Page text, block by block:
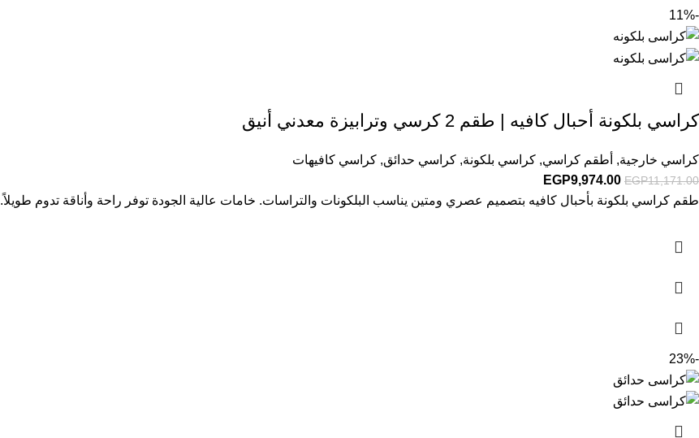
-11%
كراسي بلكونة أحبال كافيه | طقم 2 كرسي وترابيزة معدني أنيق
كراسي خارجية, أطقم كراسي, كراسي بلكونة, كراسي حدائق, كراسي كافيهات
EGP11,171.00
EGP9,974.00
طقم كراسي بلكونة بأحبال كافيه بتصميم عصري ومتين يناسب البلكونات والتراسات. خامات عالية الجودة توفر راحة وأناقة تدوم طويلاً.
-23%